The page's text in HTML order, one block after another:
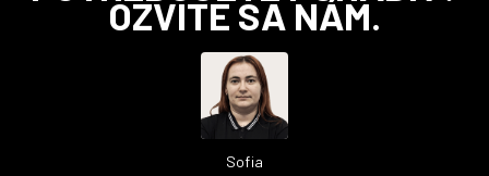
OZVITE SA NÁM.
Sofia